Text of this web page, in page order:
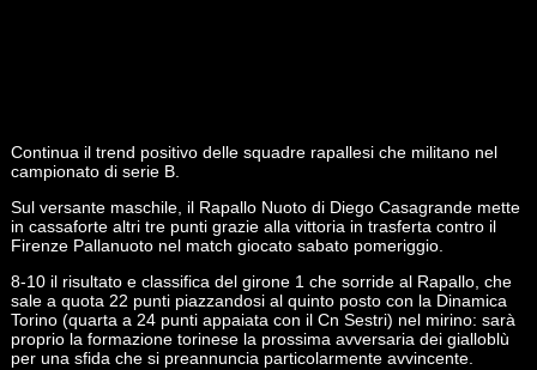
Continua il trend positivo delle squadre rapallesi che militano nel
campionato di serie B.
Sul versante maschile, il Rapallo Nuoto di Diego Casagrande mette
in cassaforte altri tre punti grazie alla vittoria in trasferta contro il
Firenze Pallanuoto nel match giocato sabato pomeriggio.
8-10 il risultato e classifica del girone 1 che sorride al Rapallo, che
sale a quota 22 punti piazzandosi al quinto posto con la Dinamica
Torino (quarta a 24 punti appaiata con il Cn Sestri) nel mirino: sarà
proprio la formazione torinese la prossima avversaria dei gialloblù
per una sfida che si preannuncia particolarmente avvincente.